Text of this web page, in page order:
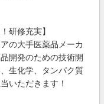
研修充実】
の大手医薬品メーカ
開発のための技術開
生化学、タンパク質
いただきます！